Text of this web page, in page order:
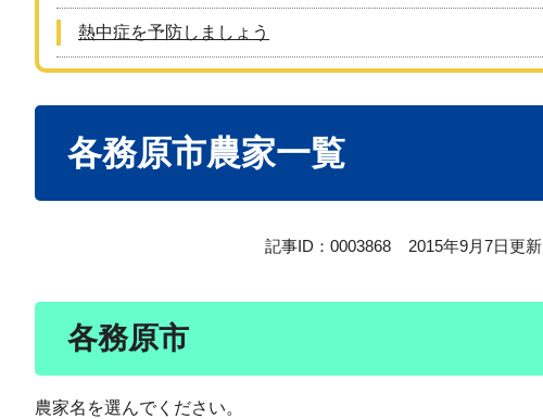
熱中症を予防しましょう
各務原市農家一覧
記事ID：0003868 2015年9月7日更新
各務原市
農家名を選んでください。